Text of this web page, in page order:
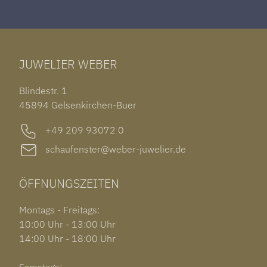
IWC PORTUGIESER
ARMSCHMUCK
OHRSCHMUCK
OUT OF COLLECTION
TAG HEUER CARRERA
ROLEX SUBMARINER DATE
GARMIN VENU 3S
JUWELIER WEBER
Blindestr. 1
45894 Gelsenkirchen-Buer
+49 209 93072 0
schaufenster@weber-juwelier.de
ÖFFNUNGSZEITEN
Montags - Freitags:
10:00 Uhr - 13:00 Uhr
14:00 Uhr - 18:00 Uhr